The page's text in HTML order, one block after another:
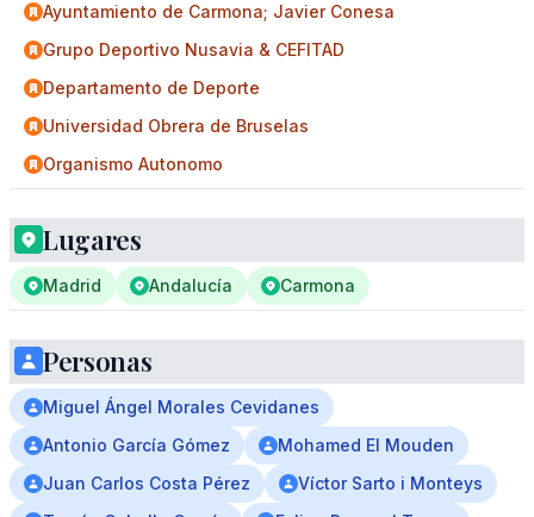
Ayuntamiento de Carmona; Javier Conesa
Grupo Deportivo Nusavia & CEFITAD
Departamento de Deporte
Universidad Obrera de Bruselas
Organismo Autonomo
Lugares
Madrid Andalucía Carmona
Personas
Miguel Ángel Morales Cevidanes
Antonio García Gómez
Mohamed El Mouden
Juan Carlos Costa Pérez
Víctor Sarto i Monteys